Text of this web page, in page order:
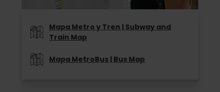
Mapa Metro y Tren | Subway and
Train Map
Mapa MetroBus | Bus Map